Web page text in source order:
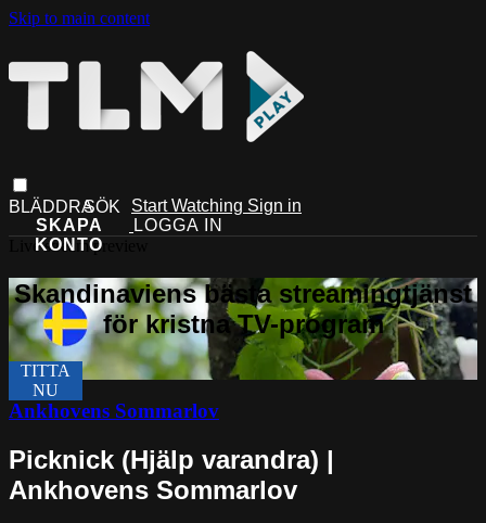
Skip to main content
Start Watching Sign in
Live stream preview
Ankhovens Sommarlov
Picknick (Hjälp varandra) |
Ankhovens Sommarlov